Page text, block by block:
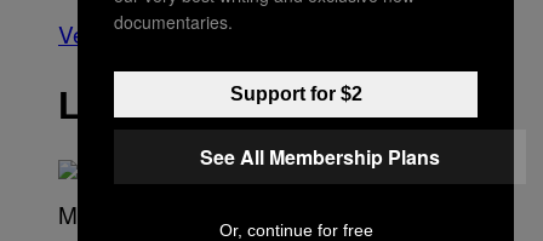
Ver todo
LO MÁS RECIENTE
documentaries.
Support for $2
See All Membership Plans
Or, continue for free